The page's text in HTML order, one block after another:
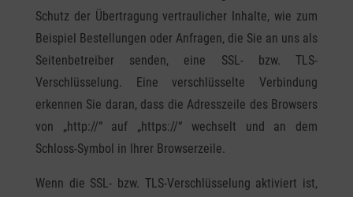
Schutz der Übertragung vertraulicher Inhalte, wie zum
Beispiel Bestellungen oder Anfragen, die Sie an uns als
Seitenbetreiber senden, eine SSL- bzw. TLS-
Verschlüsselung. Eine verschlüsselte Verbindung
erkennen Sie daran, dass die Adresszeile des Browsers
von „http://“ auf „https://“ wechselt und an dem
Schloss-Symbol in Ihrer Browserzeile.
Wenn die SSL- bzw. TLS-Verschlüsselung aktiviert ist,